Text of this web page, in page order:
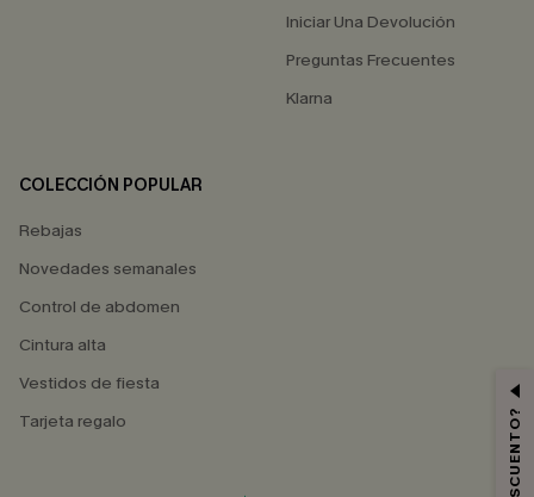
Iniciar Una Devolución
Preguntas Frecuentes
Klarna
COLECCIÓN POPULAR
Rebajas
Novedades semanales
Control de abdomen
Cintura alta
Vestidos de fiesta
Tarjeta regalo